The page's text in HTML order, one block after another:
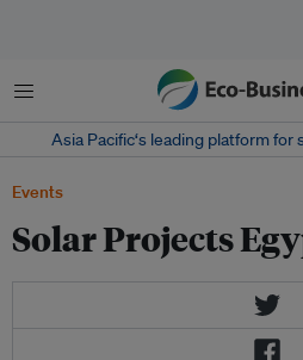
菜单
Asia Pacific‘s leading platform
Events
Solar Projects